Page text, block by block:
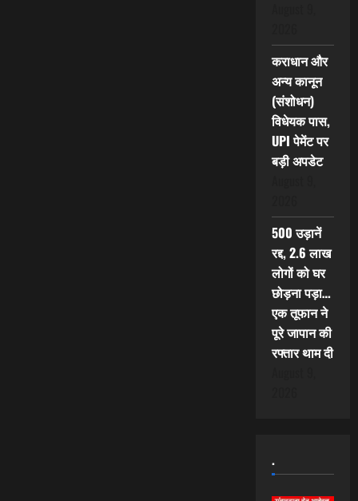
कराधान और
अन्य कानून
(संशोधन)
विधेयक पास,
UPI पेमेंट पर
बड़ी अपडेट
500 उड़ानें
रद्द, 2.6 लाख
लोगों को घर
छोड़ना पड़ा…
एक तूफान ने
पूरे जापान की
रफ्तार थाम दी
.